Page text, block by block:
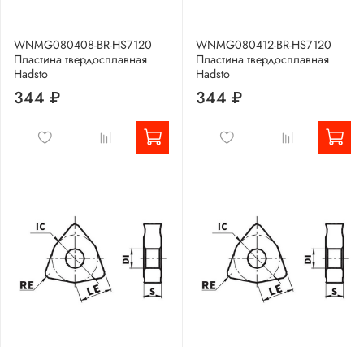
WNMG080408-BR-HS7120
Пластина твердосплавная
Hadsto
344 ₽
WNMG080412-BR-HS7120
Пластина твердосплавная
Hadsto
344 ₽